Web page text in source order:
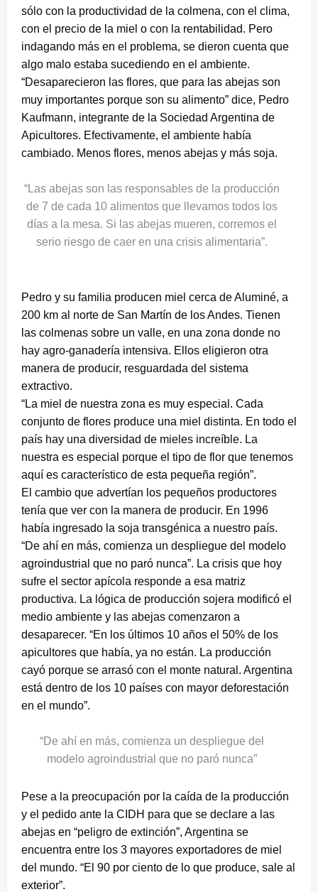
sólo con la productividad de la colmena, con el clima,
con el precio de la miel o con la rentabilidad. Pero
indagando más en el problema, se dieron cuenta que
algo malo estaba sucediendo en el ambiente.
“Desaparecieron las flores, que para las abejas son
muy importantes porque son su alimento” dice, Pedro
Kaufmann, integrante de la Sociedad Argentina de
Apicultores. Efectivamente, el ambiente había
cambiado. Menos flores, menos abejas y más soja.
“Las abejas son las responsables de la producción
de 7 de cada 10 alimentos que llevamos todos los
días a la mesa. Si las abejas mueren, corremos el
serio riesgo de caer en una crisis alimentaria”.
Pedro y su familia producen miel cerca de Aluminé, a
200 km al norte de San Martín de los Andes. Tienen
las colmenas sobre un valle, en una zona donde no
hay agro-ganadería intensiva. Ellos eligieron otra
manera de producir, resguardada del sistema
extractivo.
“La miel de nuestra zona es muy especial. Cada
conjunto de flores produce una miel distinta. En todo el
país hay una diversidad de mieles increíble. La
nuestra es especial porque el tipo de flor que tenemos
aquí es característico de esta pequeña región”.
El cambio que advertían los pequeños productores
tenía que ver con la manera de producir. En 1996
había ingresado la soja transgénica a nuestro país.
“De ahí en más, comienza un despliegue del modelo
agroindustrial que no paró nunca”. La crisis que hoy
sufre el sector apícola responde a esa matriz
productiva. La lógica de producción sojera modificó el
medio ambiente y las abejas comenzaron a
desaparecer. “En los últimos 10 años el 50% de los
apicultores que había, ya no están. La producción
cayó porque se arrasó con el monte natural. Argentina
está dentro de los 10 países con mayor deforestación
en el mundo”.
“De ahí en más, comienza un despliegue del
modelo agroindustrial que no paró nunca”
Pese a la preocupación por la caída de la producción
y el pedido ante la CIDH para que se declare a las
abejas en “peligro de extinción”, Argentina se
encuentra entre los 3 mayores exportadores de miel
del mundo. “El 90 por ciento de lo que produce, sale al
exterior”.